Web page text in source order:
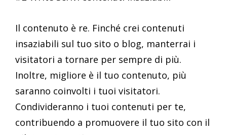
Il contenuto è re. Finché crei contenuti
insaziabili sul tuo sito o blog, manterrai i
visitatori a tornare per sempre di più.
Inoltre, migliore è il tuo contenuto, più
saranno coinvolti i tuoi visitatori.
Condivideranno i tuoi contenuti per te,
contribuendo a promuovere il tuo sito con il